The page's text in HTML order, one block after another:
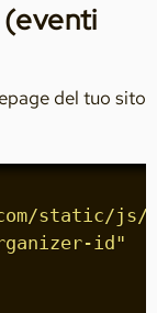
del tuo sito
static/js/
id"